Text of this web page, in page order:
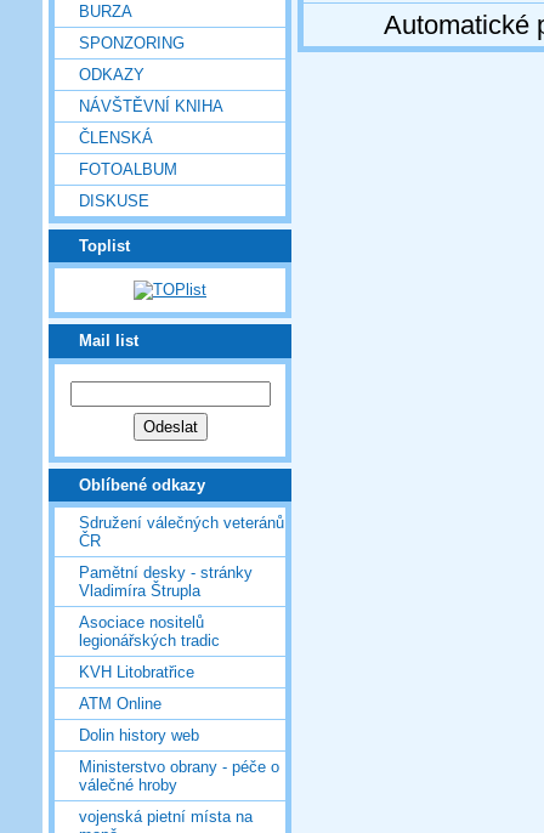
BURZA
SPONZORING
ODKAZY
NÁVŠTĚVNÍ KNIHA
ČLENSKÁ
FOTOALBUM
DISKUSE
Toplist
Mail list
Oblíbené odkazy
Sdružení válečných veteránů
ČR
Pamětní desky - stránky
Vladimíra Štrupla
Asociace nositelů
legionářských tradic
KVH Litobratřice
ATM Online
Dolin history web
Ministerstvo obrany - péče o
válečné hroby
vojenská pietní místa na
Automatické